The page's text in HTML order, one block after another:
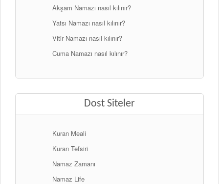
Akşam Namazı nasıl kılınır?
Yatsı Namazı nasıl kılınır?
Vitir Namazı nasıl kılınır?
Cuma Namazı nasıl kılınır?
Dost Siteler
Kuran Meali
Kuran Tefsiri
Namaz Zamanı
Namaz Life